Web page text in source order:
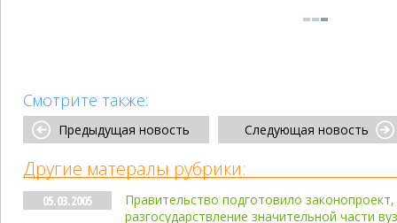
Смотрите также:
Предыдущая новость Следующая новость
Другие матералы рубрики:
05.03.2005
Правительство подготовило
разгосударствление значительной части